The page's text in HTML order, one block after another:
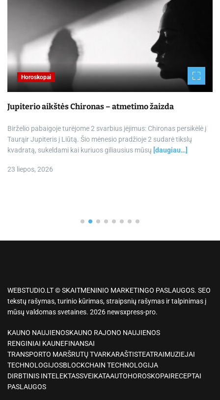
Horoskopai
Jupiterio aikštės Chironas – atmetimo žaizda
Birželio pabaigoje turėjome 2 svarbius įėjimus: Chironas persikėlė į
Taurąir Jupiteris į Liūtą. Šio mėnesio pradžioje 2 sudarė tikslų
kvadratą, sukeldami kai kuriuos giliausius mūsų [daugiau…]
23 liepos, 2026
WEBSTUDIO.LT © SKAITMENINIO MARKETINGO PASLAUGOS. SEO
tekstų rašymas, turinio kūrimas, straipsnių rašymas ir talpinimas į
mūsų valdomas svetaines. 2026 newsxpress-pro.
KAUNO NAUJIENOSKAUNO RAJONO NAUJIENOS
RENGINIAI KAUNEFINANSAI
TRANSPORTO MARŠRUTŲ TVARKARAŠTISTEATRAIMUZIEJAI
TECHNOLOGIJOSBLOCKCHAIN TECHNOLOGIJA
DIRBTINIS INTELEKTASSVEIKATAAUTOHOROSKOPAIRECEPTAI
PASLAUGOS